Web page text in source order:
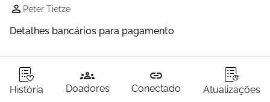
Peter Tietze
Detalhes bancários para pagamento
História
groups
Doadores
link
Conectado Atualizações